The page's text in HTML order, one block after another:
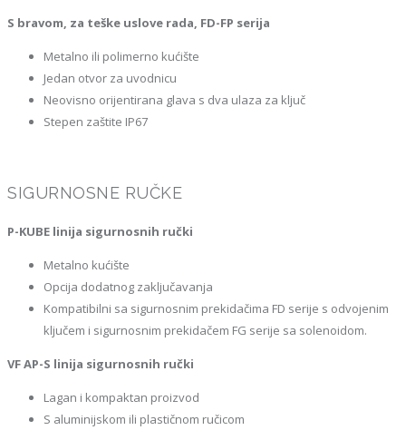
S bravom, za teške uslove rada, FD-FP serija
Metalno ili polimerno kućište
Jedan otvor za uvodnicu
Neovisno orijentirana glava s dva ulaza za ključ
Stepen zaštite IP67
SIGURNOSNE RUČKE
P-KUBE linija sigurnosnih ručki
Metalno kućište
Opcija dodatnog zaključavanja
Kompatibilni sa sigurnosnim prekidačima FD serije s odvojenim
ključem i sigurnosnim prekidačem FG serije sa solenoidom.
VF AP-S linija sigurnosnih ručki
Lagan i kompaktan proizvod
S aluminijskom ili plastičnom ručicom